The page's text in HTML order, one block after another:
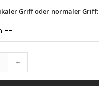
Griff oder normaler Griff:
+